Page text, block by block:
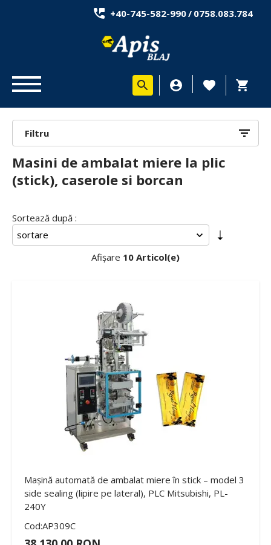
+40-745-582-990/ 0758.083.784
Filtru
Masini de ambalat miere la plic
(stick), caserole si borcan
Sortează după :
Afișare 10 Articol(e)
Mașină automată de ambalat miere în stick – model 3
side sealing (lipire pe lateral), PLC Mitsubishi, PL-
240Y
Cod:AP309C